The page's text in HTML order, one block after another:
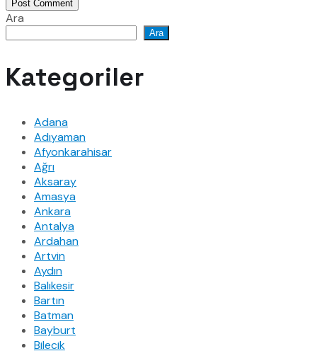
Post Comment
Ara
Ara
Kategoriler
Adana
Adıyaman
Afyonkarahisar
Ağrı
Aksaray
Amasya
Ankara
Antalya
Ardahan
Artvin
Aydın
Balıkesir
Bartın
Batman
Bayburt
Bilecik